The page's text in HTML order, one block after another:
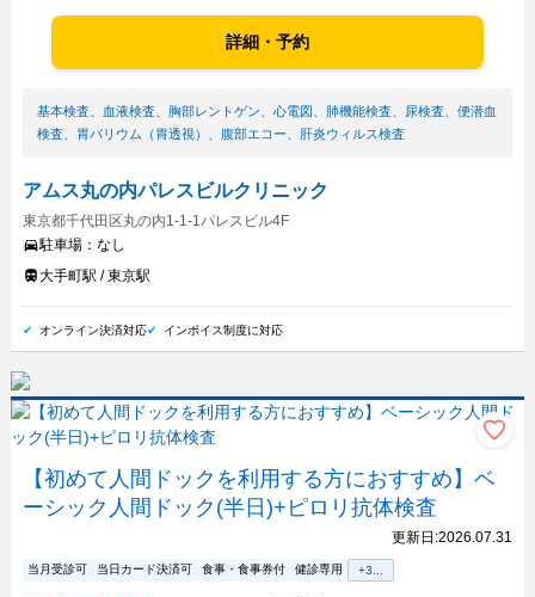
詳細・予約
基本検査、 血液検査、 胸部レントゲン 心電図 肺機能検査、 尿検査、 便潜血
検査、 胃バリウム（胃透視） 腹部エコー 肝炎ウィルス検査
アムス丸の内パレスビルクリニック
東京都千代田区丸の内1-1-1パレスビル4F
駐車場： なし
大手町駅 / 東京駅
オンライン決済対応 インボイス制度に対応
【初めて人間ドックを利用する方におすすめ】ベ
ーシック人間ドック(半日)+ピロリ抗体検査
更新日:2026.07.31
当月受診可 当日カード決済可 食事・食事券付 健診専用 +3...